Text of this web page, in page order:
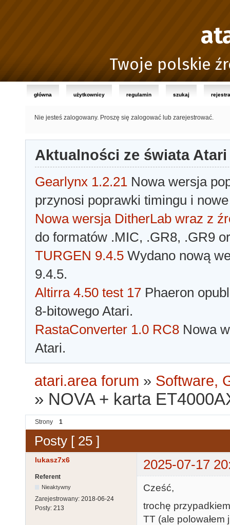
Twoje polskie
główna użytkownicy regulamin szukaj
Nie jesteś zalogowany. Proszę się zalogować lub zarejestrować.
Aktualności ze świata Atari
Gearlynx 1.2.21 Nowa wersja
przynosi poprawki timingu i
Nowa wersja DitherLab wraz z
do formatów .MIC, .GR8, .GR9
TURGEN 9.4.5 Wydano nową
9.4.5.
Altirra 4.50 test 17 Phaeron
8-bitowego Atari.
RastaConverter 1.0 RC8 Nowa
Atari.
atari.area forum » Software,
» NOVA + karta
Strony 1
Posty [ 25 ]
lukasz7x6 2025-07-17
Referent
Nieaktywny
Zarejestrowany: 2018-06-24
Posty: 213
Cześć,
trochę
TT (ale polowałem